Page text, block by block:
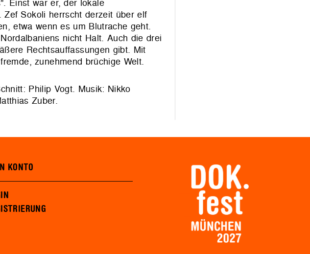
Einst war er, der lokale
Sokoli herrscht derzeit über elf
etwa wenn es um Blutrache geht.
nicht Halt. Auch die drei
Rechtsauffassungen gibt. Mit
zunehmend brüchige Welt.
Philip Vogt. Musik: Nikko
Zuber.
KONTO